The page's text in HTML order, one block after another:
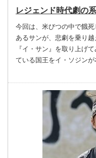
レジェンド時代劇の
今回は、米びつの中で餓
あるサンが、悲劇を乗り
『イ・サン』を取り上げ
ている国王をイ・ソジン